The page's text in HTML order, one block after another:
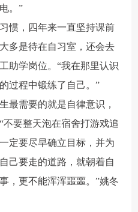
。”
惯，四年来一直坚持课前
多是待在自习室，还会去
助学岗位。“我在那里认识
过程中锻练了自己。”
最需要的就是自律意识，
要整天泡在宿舍打游戏追
定要尽早确立目标，并为
己要走的道路，就朝着自
，更不能浑浑噩噩。”姚冬